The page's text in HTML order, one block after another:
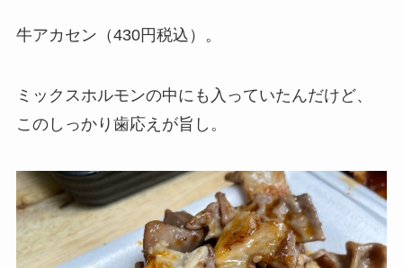
牛アカセン（430円税込）。
ミックスホルモンの中にも入っていたんだけど、
このしっかり歯応えが旨し。